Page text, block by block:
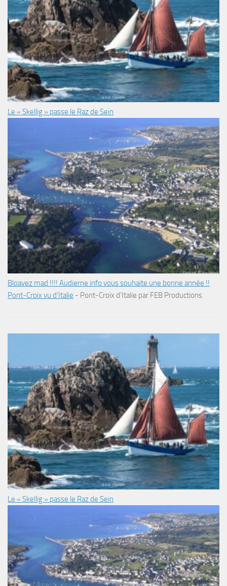
Le « Skellig » passe le Raz de Sein
Bloavez mad !!!! Audierne info vous souhaite une bonne année !!
Pont-Croix vu d’Italie - Pont-Croix d’Italie par FEB Productions
Le « Skellig » passe le Raz de Sein